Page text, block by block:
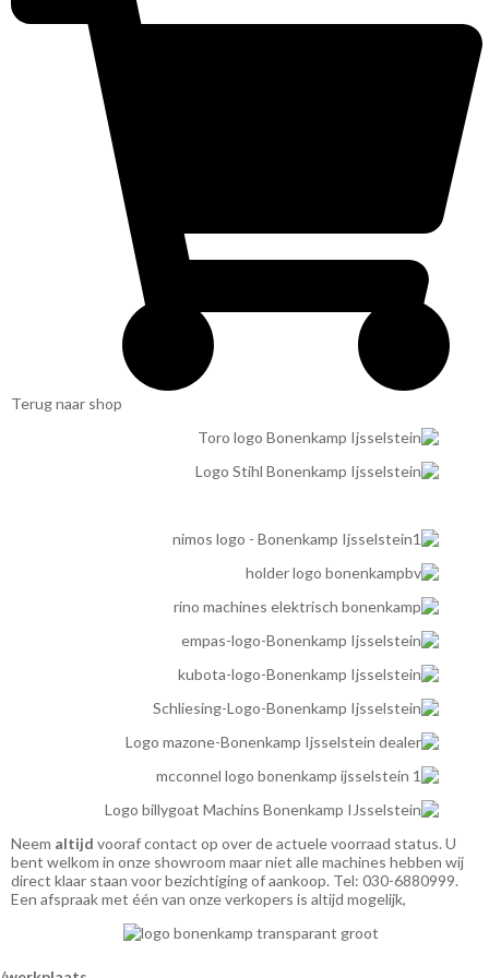
Terug naar shop
Neem altijd vooraf contact op over de actuele voorraad status. U
bent welkom in onze showroom maar niet alle machines hebben wij
direct klaar staan voor bezichtiging of aankoop. Tel: 030-6880999.
Een afspraak met één van onze verkopers is altijd mogelijk,